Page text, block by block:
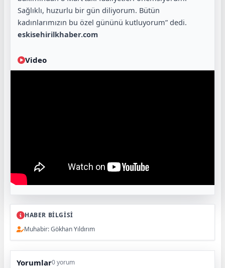
Sağlıklı, huzurlu bir gün diliyorum. Bütün
kadınlarımızın bu özel gününü kutluyorum” dedi.
eskisehirilkhaber.com
Video
HABER BİLGİSİ
Muhabir: Gökhan Yıldırım
Yorumlar0 yorum